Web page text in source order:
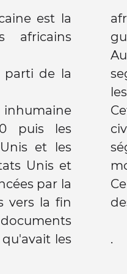
est la
africains
parti de la
puis les
et les
Unis et
par la
vers la fin
les
.